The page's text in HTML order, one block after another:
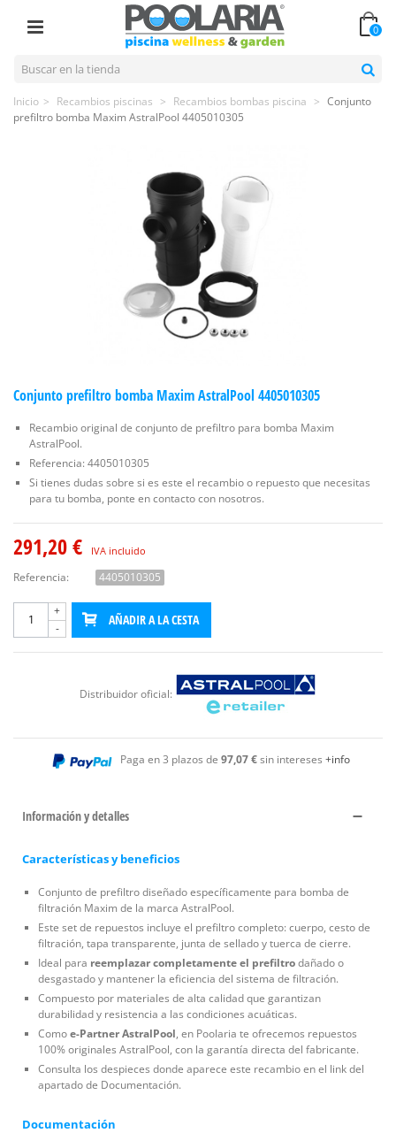
0
Inicio > Recambios piscinas > Recambios bombas piscina > Conjunto
prefiltro bomba Maxim AstralPool 4405010305
Conjunto prefiltro bomba Maxim AstralPool 4405010305
Recambio original de conjunto de prefiltro para bomba Maxim
AstralPool.
Referencia: 4405010305
Si tienes dudas sobre si es este el recambio o repuesto que necesitas
para tu bomba, ponte en contacto con nosotros.
291,20 € IVA incluido
Referencia: 4405010305
-
+
AÑADIR A LA CESTA
Distribuidor oficial:
Paga en 3 plazos de 97,07 €sin intereses +info
Información y detalles
Características y beneficios
Conjunto de prefiltro diseñado específicamente para bomba de
filtración Maxim de la marca AstralPool.
Este set de repuestos incluye el prefiltro completo: cuerpo, cesto de
filtración, tapa transparente, junta de sellado y tuerca de cierre.
Ideal para reemplazar completamente el prefiltrodañado o
desgastado y mantener la eficiencia del sistema de filtración.
Compuesto por materiales de alta calidad que garantizan
durabilidad y resistencia a las condiciones acuáticas.
Comoe-Partner AstralPool, en Poolaria te ofrecemos repuestos
100% originales AstralPool, con la garantía directa del fabricante.
Consulta los despieces donde aparece este recambio en el link del
apartado de Documentación.
Documentación